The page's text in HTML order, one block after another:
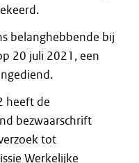
belanghebbende bij
20 juli 2021, een
heeft de
bezwaarschrift
tot
Werkelijke